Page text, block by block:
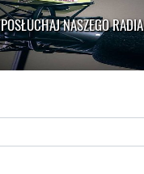
POSŁUCHAJ NASZEGO RADIA